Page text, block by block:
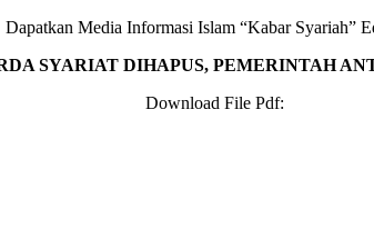
Dapatkan Media Informasi Islam “Kabar Syariah”
SYARIAT DIHAPUS, PEMERINTAH
Download File Pdf: